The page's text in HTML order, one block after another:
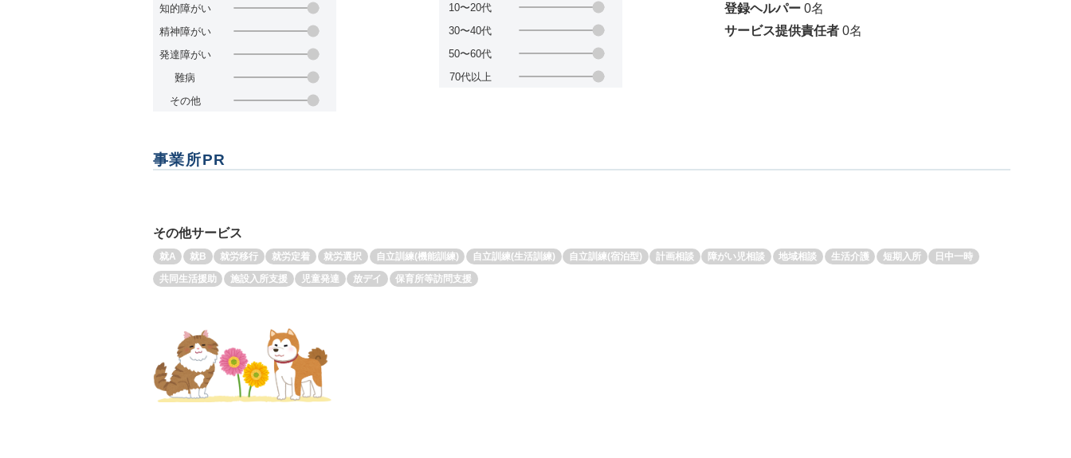
知的障がい
精神障がい
発達障がい
難病
その他
10〜20代
30〜40代
50〜60代
70代以上
登録ヘルパー0名
サービス提供責任者0名
事業所PR
その他サービス
就A 就B 就労移行 就労定着 就労選択 自立訓練(機能訓練) 自立訓練(生活訓練) 自立訓練(宿泊型) 計画相談 障がい児相談 地域相談 生活介護 短期入所
日中一時
共同生活援助
施設入所支援 児童発達 放デイ 保育所等訪問支援